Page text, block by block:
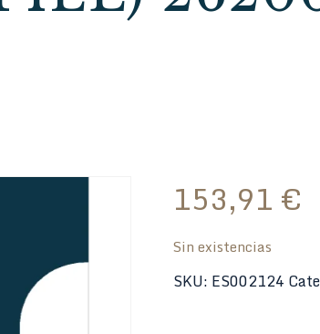
153,91 €
Sin existencias
SKU: ES002124